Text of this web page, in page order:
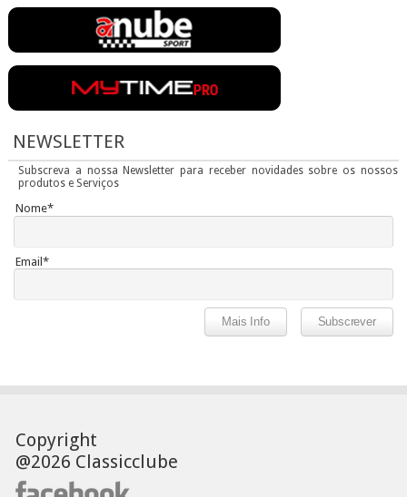
NEWSLETTER
Subscreva a nossa Newsletter para receber novidades sobre os nossos
produtos e Serviços
Nome*
Email*
Copyright
@2026 Classicclube